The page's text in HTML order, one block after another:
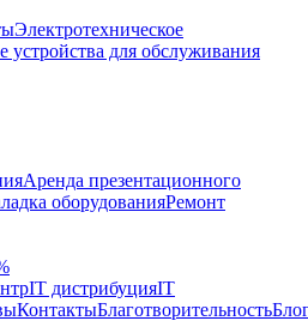
Электротехническое
устройства для обслуживания
Аренда презентационного
оборудованияРемонт
IT дистрибуцияIT
КонтактыБлаготворительность